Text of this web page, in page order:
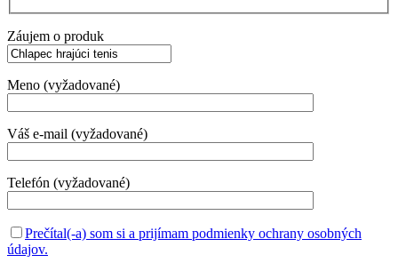
Záujem o produk
Meno (vyžadované)
Váš e-mail (vyžadované)
Telefón (vyžadované)
Prečítal(-a) som si a prijímam podmienky ochrany osobných
údajov.